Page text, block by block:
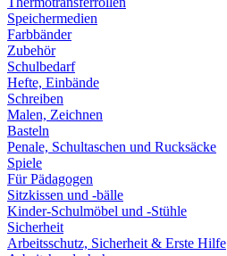
Speichermedien
Farbbänder
Zubehör
Schulbedarf
Hefte, Einbände
Schreiben
Malen, Zeichnen
Basteln
Penale, Schultaschen und Rucksäcke
Spiele
Für Pädagogen
Sitzkissen und -bälle
Kinder-Schulmöbel und -Stühle
Sicherheit
Arbeitsschutz, Sicherheit & Erste Hilfe